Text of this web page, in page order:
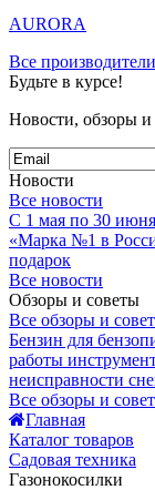
AURORA
Все производители
Будьте в курсе!
Новости, обзоры и
Новости
Все новости
С 1 мая по 30 июня
«Марка №1 в
подарок
Все новости
Обзоры и советы
Все обзоры и
Бензин для
работы
неисправности
Все обзоры и
Главная
Каталог товаров
Садовая техника
Газонокосилки